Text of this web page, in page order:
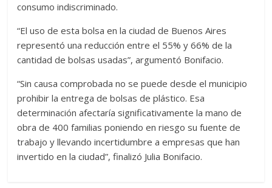
consumo indiscriminado.
“El uso de esta bolsa en la ciudad de Buenos Aires
representó una reducción entre el 55% y 66% de la
cantidad de bolsas usadas”, argumentó Bonifacio.
“Sin causa comprobada no se puede desde el municipio
prohibir la entrega de bolsas de plástico. Esa
determinación afectaría significativamente la mano de
obra de 400 familias poniendo en riesgo su fuente de
trabajo y llevando incertidumbre a empresas que han
invertido en la ciudad”, finalizó Julia Bonifacio.